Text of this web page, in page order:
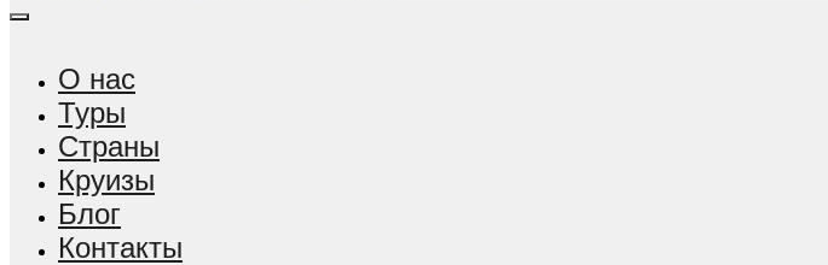
О нас
Туры
Страны
Круизы
Блог
Контакты